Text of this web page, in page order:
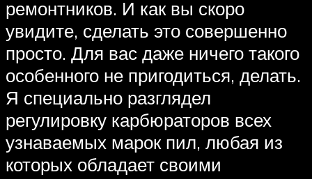
ремонтников. И как вы скоро
увидите, сделать это совершенно
просто. Для вас даже ничего такого
особенного не пригодиться, делать.
Я специально разглядел
регулировку карбюраторов всех
узнаваемых марок пил, любая из
которых обладает своими